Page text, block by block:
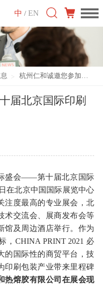
中 / EN
杭州仁和诚邀您参加第十届北京国际印刷展览会
届北京国际印刷
盛会——第十届北京国际
在北京中国国际展览中心
注度最高的专业展会，北
术交流会、展商发布会等
馆及周边酒店举行。作为
，CHINA PRINT 2021 必
的国际性的商贸平台，技
印刷包装产业带来里程碑
热熔胶有限公司在展会现